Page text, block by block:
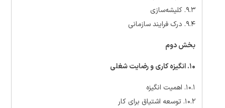
۹.۳. کلیشه‌سازی
۹.۴. درک فرایند سازمانی
بخش دوم
۱۰. انگیزه کاری و رضایت شغلی
۱۰.۱. اهمیت انگیزه
۱۰.۲. توسعه اشتیاق برای کار